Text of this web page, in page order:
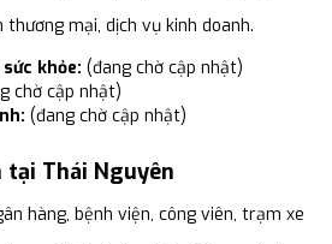
mại, dịch vụ kinh doanh.
khỏe: (đang chờ cập nhật)
chờ cập nhật)
(đang chờ cập nhật)
Thái Nguyên
hàng, bệnh viện, công viên, trạm xe